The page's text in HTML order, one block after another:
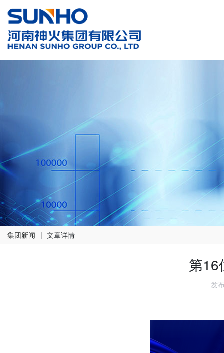
集团新闻 | 文章详情
第16
发